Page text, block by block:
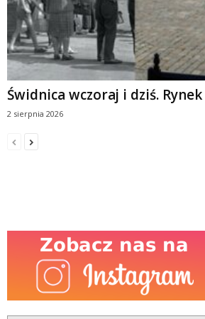
Świdnica wczoraj i dziś. Rynek
2 sierpnia 2026